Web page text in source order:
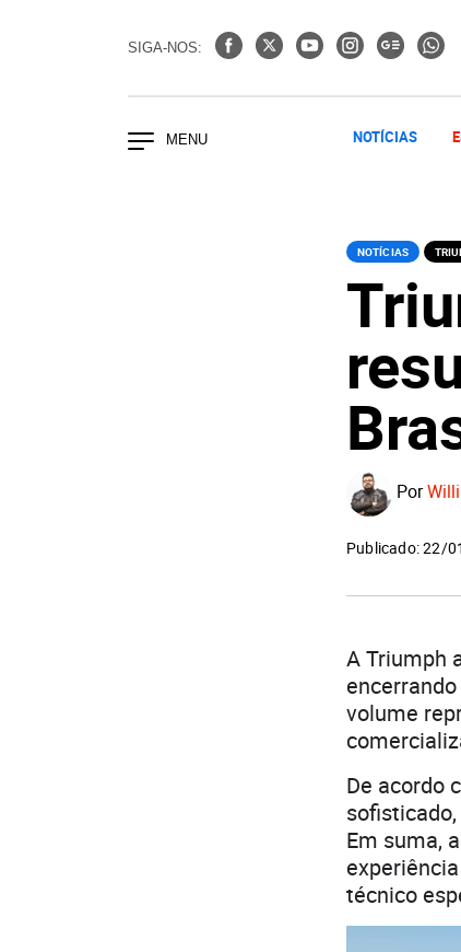
SIGA-NOS:
NOTÍCIAS
NOTÍCIAS
Por
Publicado: 22/
A Triumph
volume
De acordo
Em suma,
técnico